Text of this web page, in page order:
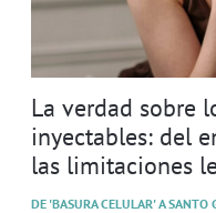
La verdad sobre
inyectables: del
las limitaciones
DE 'BASURA CELULAR' A SANTO